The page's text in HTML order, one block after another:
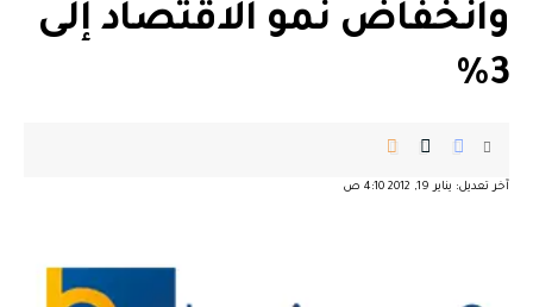
وانخفاض نمو الاقتصاد إلى
3%
آخر تعديل: يناير 19, 2012 4:10 ص